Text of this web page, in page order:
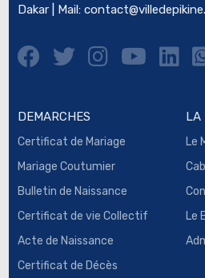
Dakar | Mail:
DEMARCHES
Certificat de Mariage
Mariage Coutumier
Bulletin de Naissance
Certificat de vie Collectif
Acte de Naissance
Certificat de Décès
LA
Le
Le